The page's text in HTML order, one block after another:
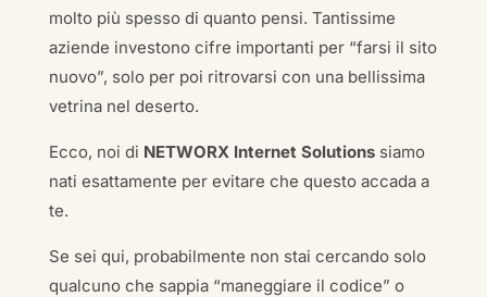
molto più spesso di quanto pensi. Tantissime
aziende investono cifre importanti per “farsi il sito
nuovo”, solo per poi ritrovarsi con una bellissima
vetrina nel deserto.
Ecco, noi di NETWORX Internet Solutionssiamo
nati esattamente per evitare che questo accada a
te.
Se sei qui, probabilmente non stai cercando solo
qualcuno che sappia “maneggiare il codice” o